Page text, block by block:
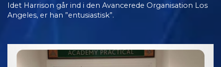
Idet Harrison går ind i den Avancerede Organisation Los
Angeles, er han ”entusiastisk”.